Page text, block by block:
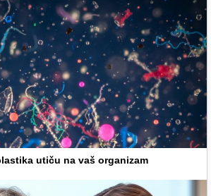
utiču na vaš organizam